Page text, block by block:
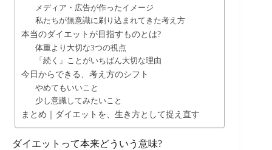
メディア・広告が作ったイメージ
私たちが無意識に刷り込まれてきた考え方
本当のダイエットが目指すものとは?
体重より大切な3つの視点
「続く」ことがいちばん大切な理由
今日からできる、考え方のシフト
やめてもいいこと
少し意識してみたいこと
まとめ｜ダイエットを、生き方として捉え直す
ダイエットって本来どういう意味?